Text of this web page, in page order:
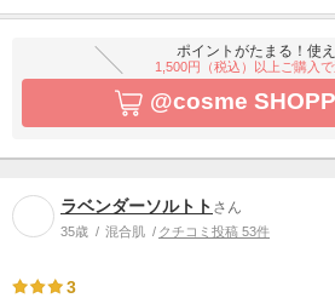
ポイントがたまる！使え
1,500円（税込）以上ご購入
@cosme
ラベンダーソルトト さん
35歳 混合肌 クチコミ投稿 53件
3